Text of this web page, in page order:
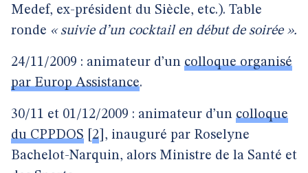
Medef, ex-président du Siècle, etc.). Table
ronde « suivie d’un cocktail en début de soirée ».
24/11/2009 : animateur d’un colloque organisé
par Europ Assistance.
30/11 et 01/12/2009 : animateur d’un colloque
du CPPDOS 2 , inauguré par Roselyne
Bachelot-Narquin, alors Ministre de la Santé et